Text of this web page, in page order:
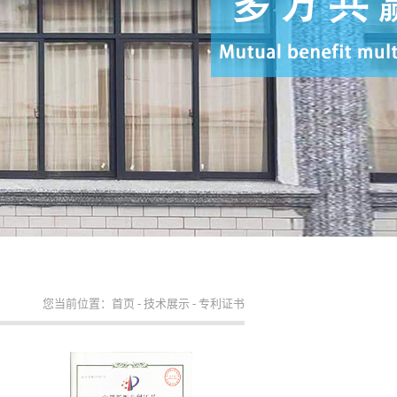
您当前位置： 首页 - 技术展示 - 专利证书